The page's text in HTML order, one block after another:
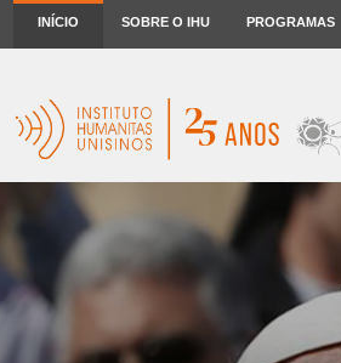
INÍCIO SOBRE O IHU PROGRAMAS